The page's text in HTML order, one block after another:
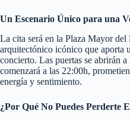
Un Escenario Único para una
La cita será en la Plaza Mayor
arquitectónico icónico que aporta
concierto. Las puertas se abrirán
comenzará a las 22:00h,
energía y sentimiento.
¿Por Qué No Puedes Perderte